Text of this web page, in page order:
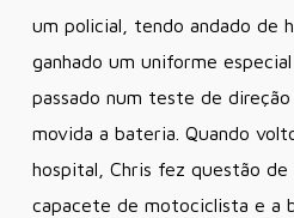
um policial, tendo andado de
ganhado um uniforme
passado num teste de
movida a bateria. Quando
hospital, Chris fez questão
capacete de motociclista e a